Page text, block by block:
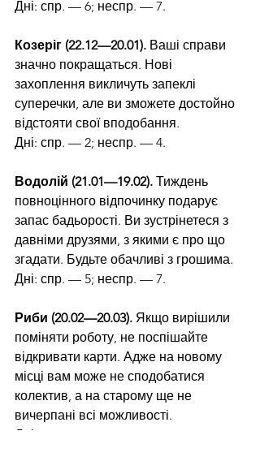
Дні: спр. — 6; неспр. — 7.
Козеріг (22.12—20.01). Ваші справи
значно покращаться. Нові
захоплення викличуть запеклі
суперечки, але ви зможете достойно
відстояти свої вподобання.
Дні: спр. — 2; неспр. — 4.
Водолій (21.01—19.02). Тиждень
повноцінного відпочинку подарує
запас бадьорості. Ви зустрінетеся з
давніми друзями, з якими є про що
згадати. Будьте обачливі з грошима.
Дні: спр. — 5; неспр. — 7.
Риби (20.02—20.03). Якщо вирішили
поміняти роботу, не поспішайте
відкривати карти. Адже на новому
місці вам може не сподобатися
колектив, а на старому ще не
вичерпані всі можливості.
Дні: спр. — 1; неспр. — 3.